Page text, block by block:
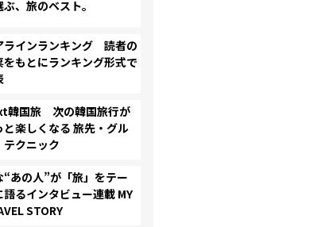
ぶ、旅のベスト。
ラインランキング 読者の
をもとにランキング形式で
韓国旅 次の韓国旅行が
と楽しくなる 旅先・グル
テクニック
“あの人”が「旅」をテー
語るインタビュー連載 MY
STORY